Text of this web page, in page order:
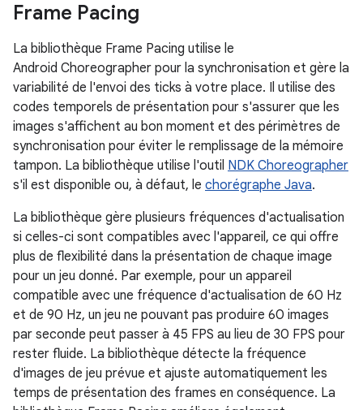
Frame Pacing
La bibliothèque Frame Pacing utilise le
Android Choreographer pour la synchronisation et gère la
variabilité de l'envoi des ticks à votre place. Il utilise des
codes temporels de présentation pour s'assurer que les
images s'affichent au bon moment et des périmètres de
synchronisation pour éviter le remplissage de la mémoire
tampon. La bibliothèque utilise l'outil NDK Choreographer
s'il est disponible ou, à défaut, le chorégraphe Java.
La bibliothèque gère plusieurs fréquences d'actualisation
si celles-ci sont compatibles avec l'appareil, ce qui offre
plus de flexibilité dans la présentation de chaque image
pour un jeu donné. Par exemple, pour un appareil
compatible avec une fréquence d'actualisation de 60 Hz
et de 90 Hz, un jeu ne pouvant pas produire 60 images
par seconde peut passer à 45 FPS au lieu de 30 FPS pour
rester fluide. La bibliothèque détecte la fréquence
d'images de jeu prévue et ajuste automatiquement les
temps de présentation des frames en conséquence. La